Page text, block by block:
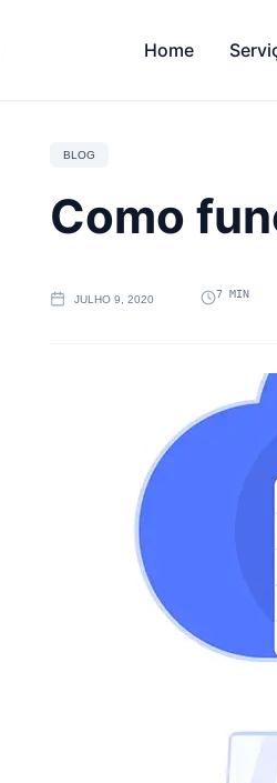
Home
BLOG
Como
JULHO 9, 2020 7 MIN